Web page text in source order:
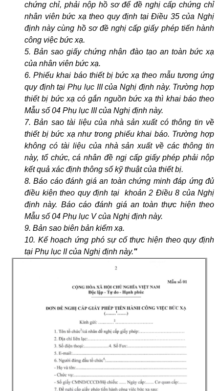
chứng chỉ, phải nộp hồ sơ để đề nghị cấp chứng chỉ
nhân viên bức xạ theo quy định tại Điều 35 của Nghị
định này cùng hồ sơ đề nghị cấp giấy phép tiến hành
công việc bức xạ.
5. Bản sao giấy chứng nhận đào tạo an toàn bức xạ
của nhân viên bức xạ.
6. Phiếu khai báo thiết bị bức xạ theo mẫu tương ứng
quy định tại Phụ lục III của Nghị định này. Trường hợp
thiết bị bức xạ có gắn nguồn bức xạ thì khai báo theo
Mẫu số 04 Phụ lục III của Nghị định này.
7. Bản sao tài liệu của nhà sản xuất có thông tin về
thiết bị bức xạ như trong phiếu khai báo. Trường hợp
không có tài liệu của nhà sản xuất về các thông tin
này, tổ chức, cá nhân đề ngị cấp giấy phép phải nộp
kết quả xác định thông số kỹ thuật của thiết bị.
8. Báo cáo đánh giá an toàn chứng minh đáp ứng đủ
điều kiện theo quy định tại khoản 2 Điều 8 của Nghị
định này. Báo cáo đánh giá an toàn thực hiện theo
Mẫu số 04 Phụ lục V của Nghị định này.
9. Bản sao biên bản kiểm xạ.
10. Kế hoạch ứng phó sự cố thực hiện theo quy định
tại Phụ lục II của Nghị định này."